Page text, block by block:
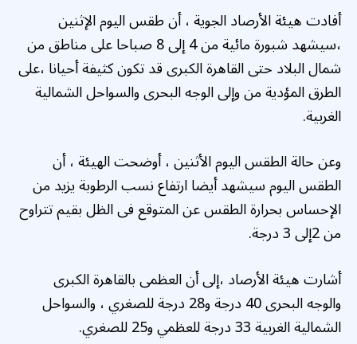
أفادت هيئة الأرصاد الجوية ، أن طقس اليوم الإثنين
،سيشهد شبورة مائية من 4 إلى 8 صباحا على مناطق من
شمال البلاد حتى القاهرة الكبرى قد تكون كثيفة أحيانا ،على
الطرق المؤدية من وإلى الوجه البحرى والسواحل الشمالية
الغربية.
وعن حالة الطقس اليوم الأثنين ، أوضحت الهيئة ، أن
الطقس اليوم سيشهد أيضا ارتفاع نسب الرطوبة يزيد من
الإحساس بحرارة الطقس عن المتوقع فى الظل بقيم تتراوح
من 2إلى 3 درجة.
أشارت هيئة الأرصاد ،إلى أن العظمى بالقاهرة الكبرى
والوجه البحرى 40 درجة و28 درجة للصغري ، والسواحل
الشمالية الغربية 33 درجة للعظمي و25 للصغري.